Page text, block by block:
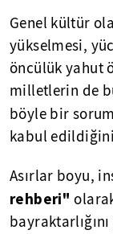
Genel kültür
yükselmesi,
öncülük yahut
milletlerin de
böyle bir
kabul
Asırlar boyu,
rehberi"